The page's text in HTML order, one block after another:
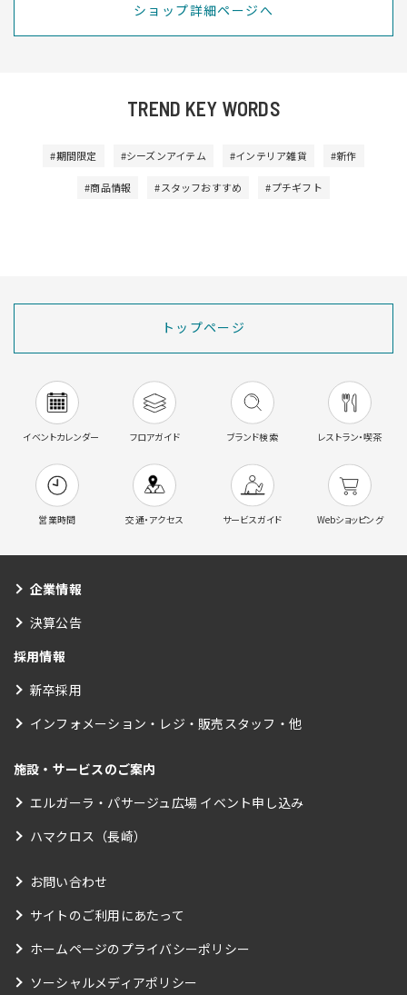
ショップ詳細ページへ
TREND KEY WORDS
#期間限定 #シーズンアイテム #インテリア雑貨 #新作
#商品情報 #スタッフおすすめ #プチギフト
トップページ
イベントカレンダー フロアガイド ブランド検索 レストラン・喫茶
営業時間 交通・アクセス サービスガイド Webショッピング
企業情報
決算公告
採用情報
新卒採用
インフォメーション・レジ・販売スタッフ・他
施設・サービスのご案内
エルガーラ・パサージュ広場 イベント申し込み
ハマクロス（長崎）
お問い合わせ
サイトのご利用にあたって
ホームページのプライバシーポリシー
ソーシャルメディアポリシー